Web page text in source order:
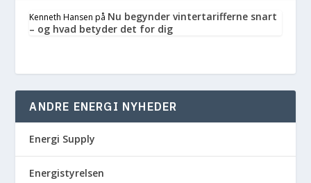
Kenneth Hansen på Nu begynder vintertarifferne snart
– og hvad betyder det for dig
ANDRE ENERGI NYHEDER
Energi Supply
Energistyrelsen